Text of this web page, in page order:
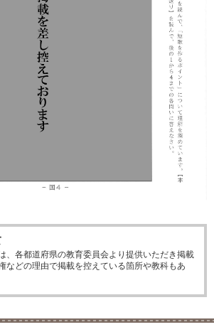
、各都道府県の教育委員会より提供いただき掲載
などの理由で掲載を控えている箇所や教科もあ